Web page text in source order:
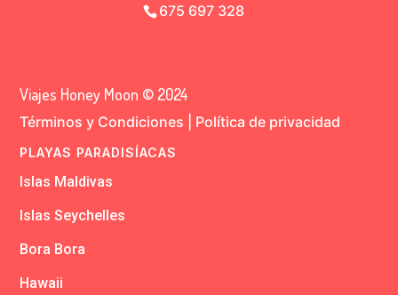
675 697 328
Viajes Honey Moon © 2024
Términos y Condiciones Política de privacidad
PLAYAS PARADISÍACAS
Islas Maldivas
Islas Seychelles
Bora Bora
Hawaii